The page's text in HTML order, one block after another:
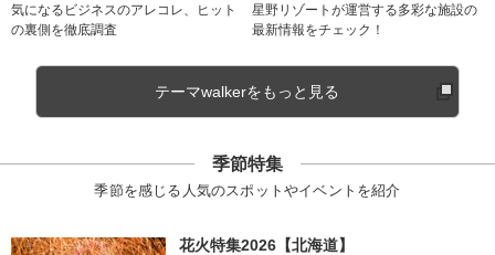
気になるビジネスのアレコレ、ヒット
の裏側を徹底調査
星野リゾートが運営する多彩な施設の
最新情報をチェック！
テーマwalkerをもっと見る
季節特集
季節を感じる人気のスポットやイベントを紹介
花火特集2026【北海道】